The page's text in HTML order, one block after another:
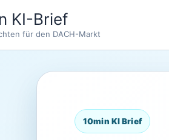
KI-Brief
für den DACH-Markt